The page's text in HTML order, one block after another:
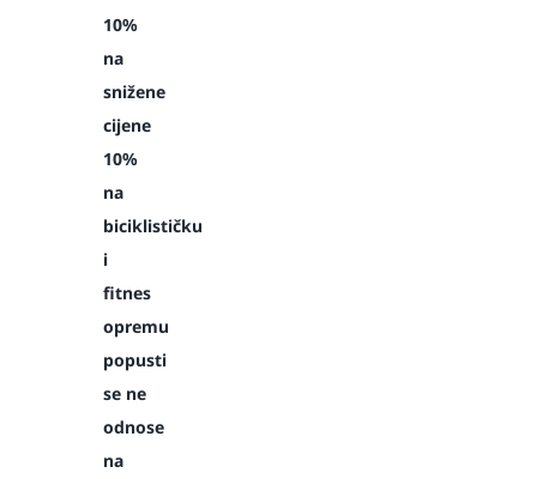
10%
na
snižene
cijene
10%
na
biciklističku
i
fitnes
opremu
popusti
se ne
odnose
na